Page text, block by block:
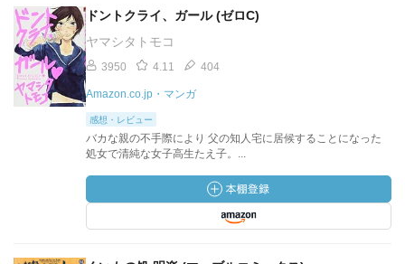
ドントクライ、ガール (ゼロC)
ヤマシタトモコ
3950 4.11 404
Amazon.co.jp・マンガ
感想・レビュー
バカな親の不手際により 父の知人宅に居候することになった
処女で清純な女子高生たえ子。...